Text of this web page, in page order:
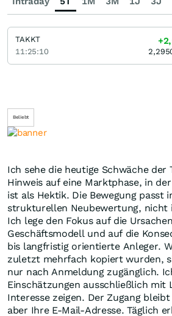
Beliebt
Ich sehe die heutige Schwäche der
Hinweis auf eine Marktphase, in
ist als Hektik. Die Bewegung passt
strukturellen Neubewertung, nicht
Ich lege den Fokus auf die
Geschäftsmodell und auf die
bis langfristig orientierte Anleger.
zuletzt mehrfach kopiert wurden,
nur nach Anmeldung zugänglich.
Einschätzungen ausschließlich mit
Interesse zeigen. Der Zugang
aber Ihre E-Mail-Adresse. Täglich
TAKKT
11:25:10